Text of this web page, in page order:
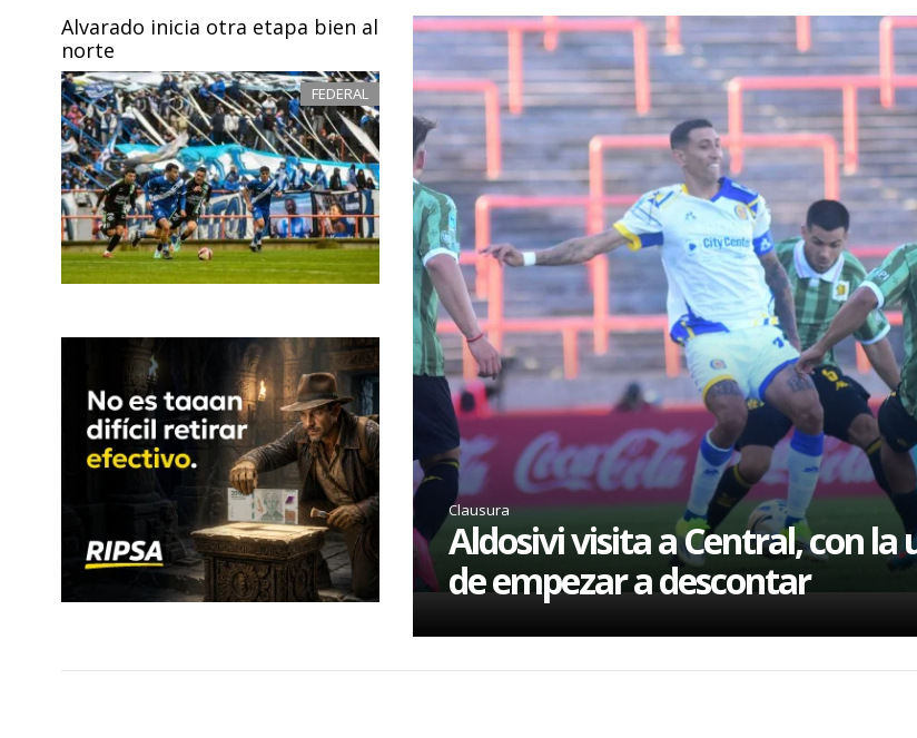
Alvarado inicia otra etapa bien al
norte
FEDERAL
Clausura
Aldosivi visita a Central, con la
de empezar a descontar